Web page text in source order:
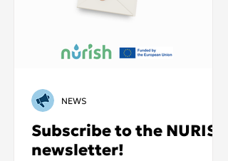
Subscribe to the NURISH
newsletter!
NEWS